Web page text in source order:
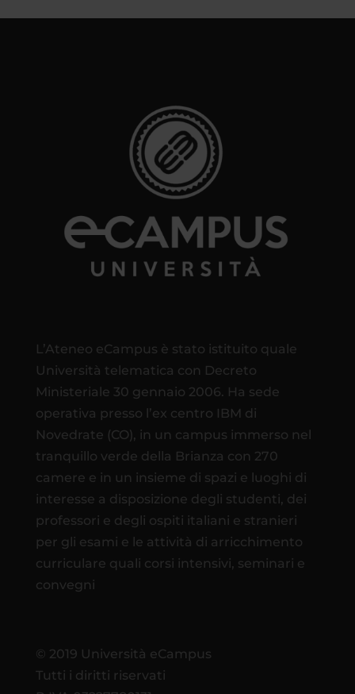
L’Ateneo eCampus è stato istituito quale
Università telematica con Decreto
Ministeriale 30 gennaio 2006. Ha sede
operativa presso l’ex centro IBM di
Novedrate (CO), in un campus immerso nel
tranquillo verde della Brianza con 270
camere e in un insieme di spazi e luoghi di
interesse a disposizione degli studenti, dei
professori e degli ospiti italiani e stranieri
per gli esami e le attività di arricchimento
curriculare quali corsi intensivi, seminari e
convegni
© 2019 Università eCampus
Tutti i diritti riservati